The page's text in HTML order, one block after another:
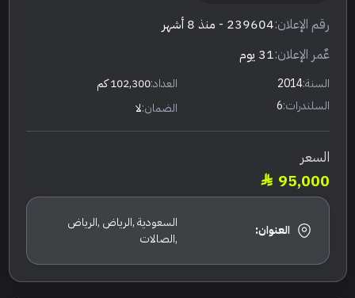
رقم الإعلان:239604 - منذ 8 أشهر
عٌمر الإعلان:31 يوم
السنة:2014 العداد:102,300 كم
السلندرات:6 الضمان:لا
السعر
95,000
العنوان:
السعودية ,الرياض ,الرياض
,الصالات